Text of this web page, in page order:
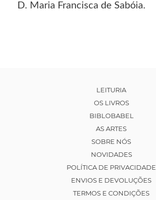
D. Maria Francisca de Sabóia.
LEITURIA
OS LIVROS
BIBLOBABEL
AS ARTES
SOBRE NÓS
NOVIDADES
POLÍTICA DE PRIVACIDADE
ENVIOS E DEVOLUÇÕES
TERMOS E CONDIÇÕES